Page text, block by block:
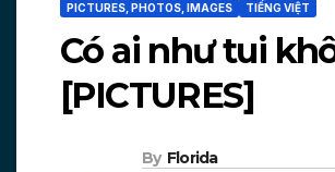
PICTURES, PHOTOS, IMAGES
TIẾNG VIỆT
Có ai như tui
[PICTURES]
By Florida